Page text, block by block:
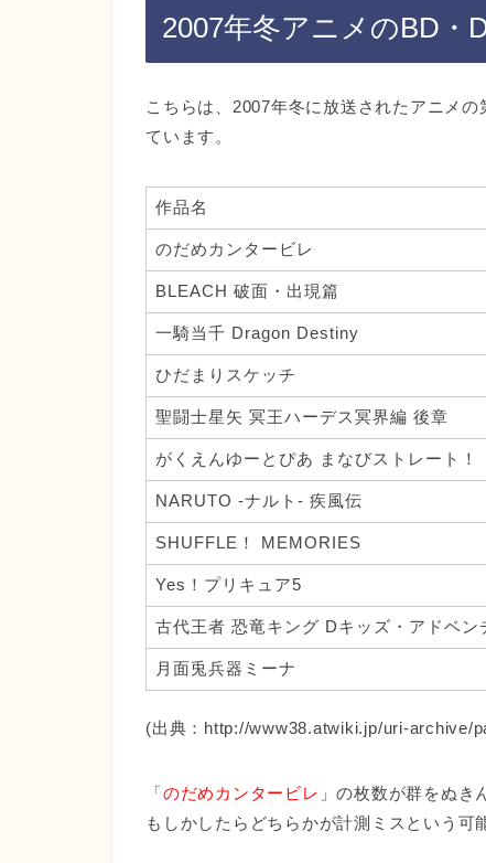
2007年冬アニメのBD・
こちらは、2007年冬に放送されたアニメの
ています。
作品名
のだめカンタービレ
BLEACH 破面・出現篇
一騎当千 Dragon Destiny
ひだまりスケッチ
聖闘士星矢 冥王ハーデス冥界編 後章
がくえんゆーとぴあ まなびストレート！
NARUTO -ナルト- 疾風伝
SHUFFLE！ MEMORIES
Yes！プリキュア5
古代王者 恐竜キング Dキッズ・アドベン
月面兎兵器ミーナ
(出典：http://www38.atwiki.jp/uri-archive/
「のだめカンタービレ 」の枚数が群をぬき
もしかしたらどちらかが計測ミスという可